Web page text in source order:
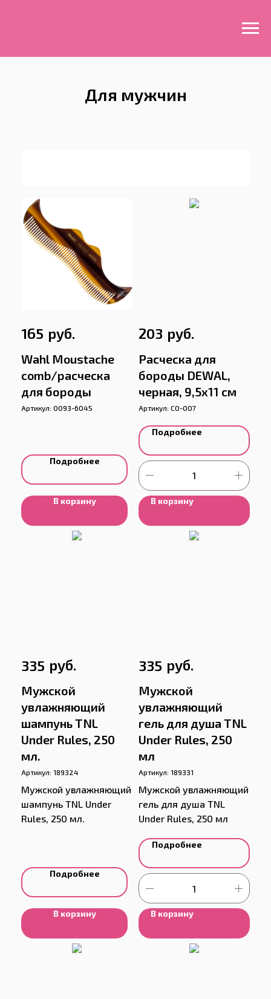
Для мужчин
165 руб.
Wahl Moustache
comb/расческа
для бороды
Артикул: 0093-6045
Подробнее
В корзину
203 руб.
Расческа для
бороды DEWAL,
черная, 9,5х11 см
Артикул: CO-007
Подробнее
В корзину
335 руб.
Мужской
увлажняющий
шампунь TNL
Under Rules, 250
мл.
Артикул: 189324
Мужской увлажняющий
шампунь TNL Under
Rules, 250 мл.
Подробнее
В корзину
335 руб.
Мужской
увлажняющий
гель для душа TNL
Under Rules, 250
мл
Артикул: 189331
Мужской увлажняющий
гель для душа TNL
Under Rules, 250 мл
Подробнее
В корзину